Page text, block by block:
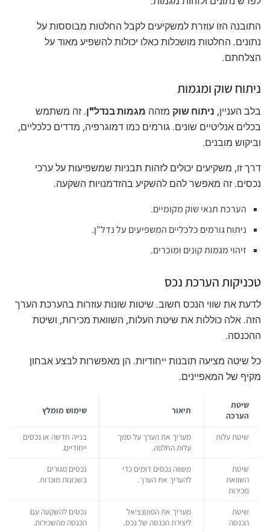
התובנה הזו עוזרת למשקיעים לקבל החלטות מבוססות על
נתונים. החלטות מושכלות כאלו יכולות להשפיע מאוד על
הצלחתם.
ניתוח שוק ומגמות
בלב העניין, ניתוח שוק מזהה מגמות בנדל"ן. זה משתמש
בכלים אנליטיים שונים. גורמים כמו דמוגרפיה, מדדים כלכליים,
וביקוש מובנים.
דרך זו, משקיעים יכולים לזהות תבניות שמשפיעות על ערכי
נכסים. זה מאפשר להם להשקיע בהזדמנויות השקעה.
הערכת תנאי שוק מקומיים.
ניתוח גורמים כלכליים המשפיעים על נדל"ן.
זיהוי מגמות קונים ומוכרים.
טכניקות הערכת נכס
לדעת את שווי הנכס חשוב. שיטות שונות עוזרות בהערכת הערך
הזה. אלה כוללות את שיטת העלות, השוואת מכירות, ושיטת
ההכנסה.
כל שיטה מציעה תובנות ייחודיות. הן מאפשרות לבצע אבחון
מקיף של המאפיינים.
שיטת
הערכה
תיאור שימוש מומלץ
שיטת עלות
מעריך את הערך על סמך
עלות החלפה.
בנייה חדשה או נכסים
ייחודיים.
שיטת
השוואת
מכירות
משווה נכסים דומים כדי
להעריך את הערך.
נכסים מגורים
בשכונות מוכרות.
שיטת
הכנסה
מעריך את הפוטנציאל
ליצירת הכנסה של נכס.
נכסים להשקעה עם
הכנסה מהשכירות.